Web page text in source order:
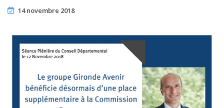
14 novembre 2018